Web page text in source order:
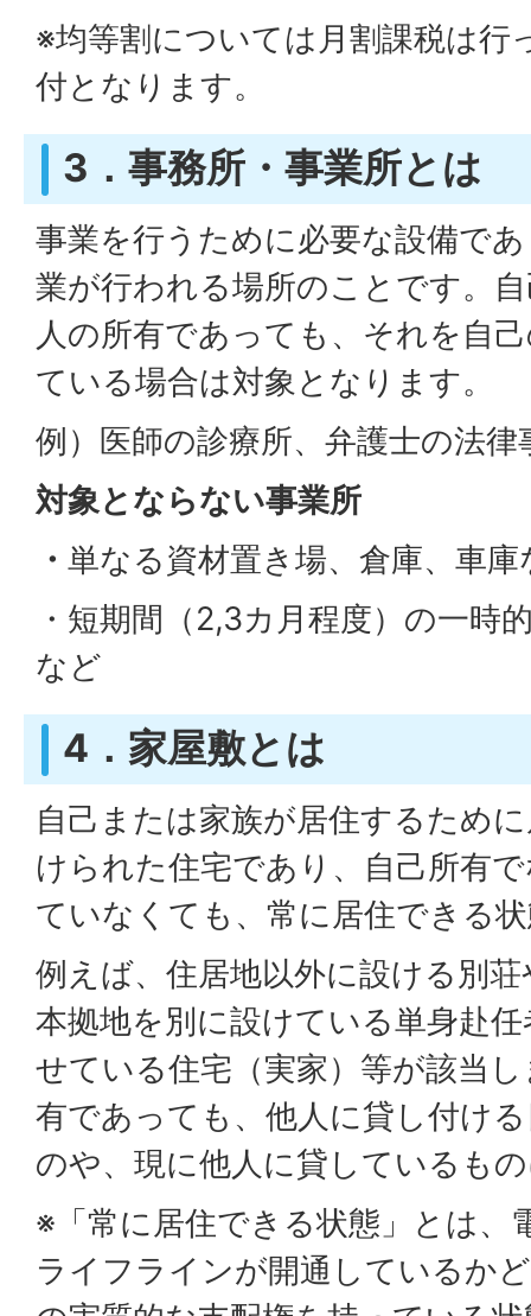
※均等割については月割課税は行
付となります。
3．事務所・事業所とは
事業を行うために必要な設備で
業が行われる場所のことです。
人の所有であっても、それを自
ている場合は対象となります。
例）医師の診療所、弁護士の法
対象とならない事業所
・ 単なる資材置き場、倉庫、車庫
・短期間（2,3カ月程度）の一時
など
4．家屋敷とは
自己または家族が居住するため
けられた住宅であり、自己所有
ていなくても、常に居住できる
例えば、住居地以外に設ける別
本拠地を別に設けている単身赴
せている住宅（実家）等が該当
有であっても、他人に貸し付け
のや、現に他人に貸しているも
※「常に居住できる状態」とは、
ライフラインが開通しているか